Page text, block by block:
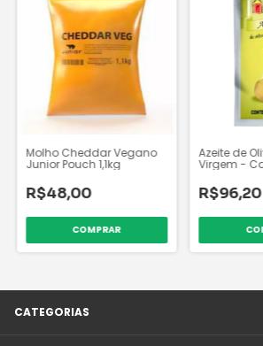
Molho Cheddar Vegano
Junior Pouch 1,1kg
R$48,00
Azeite de
Virgem -
R$96,20
CATEGORIAS